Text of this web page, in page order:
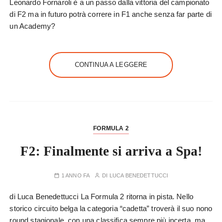
Leonardo Fornaroli è a un passo dalla vittoria del campionato
di F2 ma in futuro potrà correre in F1 anche senza far parte di
un Academy?
CONTINUA A LEGGERE
FORMULA 2
F2: Finalmente si arriva a Spa!
1 ANNO FA DI LUCA BENEDETTUCCI
di Luca Benedettucci La Formula 2 ritorna in pista. Nello
storico circuito belga la categoria “cadetta” troverà il suo nono
round stagionale, con una classifica sempre più incerta, ma